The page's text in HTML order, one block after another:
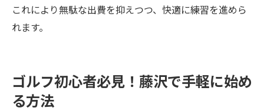
これにより無駄な出費を抑えつつ、快適に練習を進めら
れます。
ゴルフ初心者必見！藤沢で手軽に始め
る方法